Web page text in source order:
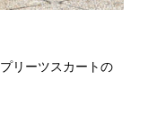
リーツスカートの